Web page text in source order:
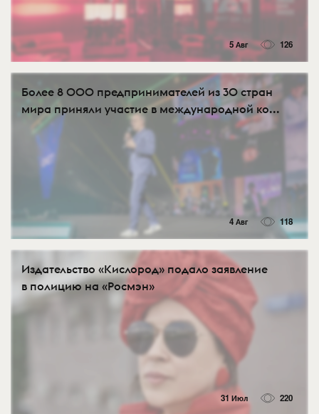
5 Авг 126
Более 8 000 предпринимателей из 30 стран
мира приняли участие в международной ко...
4 Авг 118
Издательство «Кислород» подало заявление
в полицию на «Росмэн»
31 Июл 220